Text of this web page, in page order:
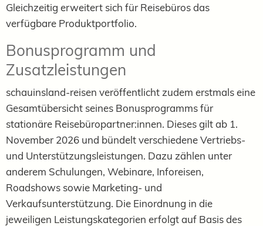
Gleichzeitig erweitert sich für Reisebüros das
verfügbare Produktportfolio.
Bonusprogramm und
Zusatzleistungen
schauinsland-reisen veröffentlicht zudem erstmals eine
Gesamtübersicht seines Bonusprogramms für
stationäre Reisebüropartner:innen. Dieses gilt ab 1.
November 2026 und bündelt verschiedene Vertriebs-
und Unterstützungsleistungen. Dazu zählen unter
anderem Schulungen, Webinare, Inforeisen,
Roadshows sowie Marketing- und
Verkaufsunterstützung. Die Einordnung in die
jeweiligen Leistungskategorien erfolgt auf Basis des